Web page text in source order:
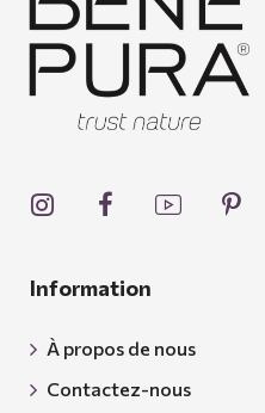
Information
À propos de nous
Contactez-nous